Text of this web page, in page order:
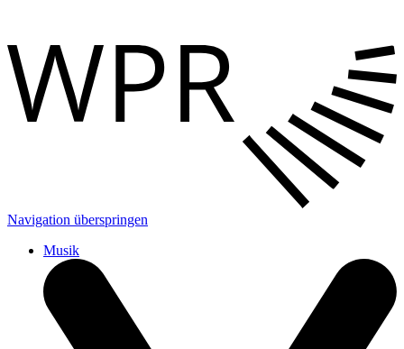
Navigation überspringen
Musik